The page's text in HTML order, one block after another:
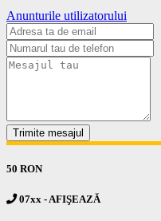
Anunturile utilizatorului
Trimite mesajul
50 RON
07xx - AFIŞEAZĂ